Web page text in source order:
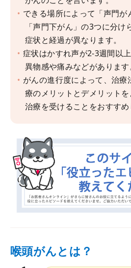
できる場所によって「声門が
「声門下がん」の3つに分け
症状と経過が異なります。
症状はかすれ声が2-3週間以
異物感や痛みなどがあります
がんの進行度によって、治療
療のメリットとデメリットを
治療を受けることをおすすめ
喉頭がんとは？